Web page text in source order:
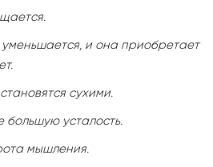
уменьшается, и она приобретает
сухими.
усталость.
мышления.